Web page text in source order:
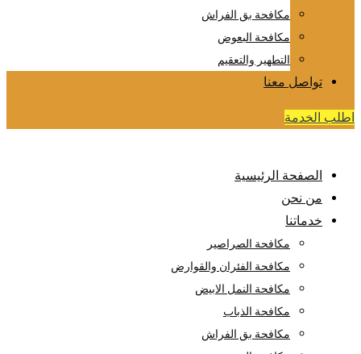
مكافحة بق الفراش
مكافحة البعوض
التطهير والتعقيم
تواصل معنا
اطلب الخدمة
الصفحة الرئيسية
من نحن
خدماتنا
مكافحة الصراصير
مكافحة الفئران والقوارض
مكافحة النمل الابيض
مكافحة الذباب
مكافحة بق الفراش